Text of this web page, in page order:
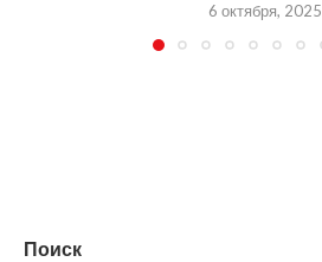
6 октября, 2025
Поиск